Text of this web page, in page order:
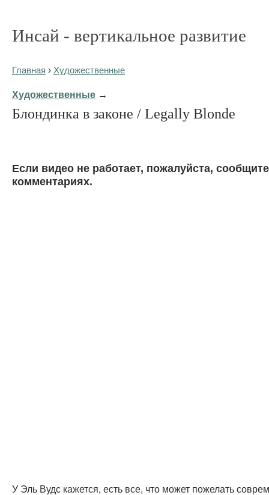
Инсай - вертикальное развитие
Главная › Художественные
Художественные →
Блондинка в законе / Legally Blonde
Eсли видео не работает, пожалуйста,
комментариях.
У Эль Вудс кажется, есть все, что может пожелать